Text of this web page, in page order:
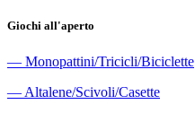
Giochi all'aperto
― Monopattini/Tricicli/Biciclette
― Altalene/Scivoli/Casette